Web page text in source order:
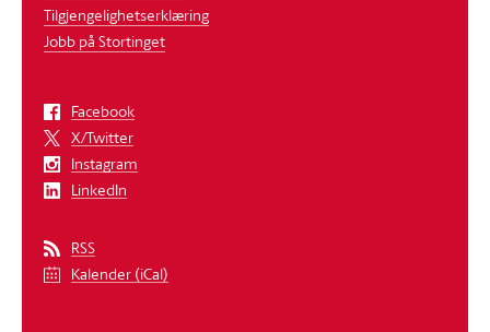
Tilgjengelighetserklæring
Jobb på Stortinget
Facebook
X/Twitter
Instagram
LinkedIn
RSS
Kalender (iCal)